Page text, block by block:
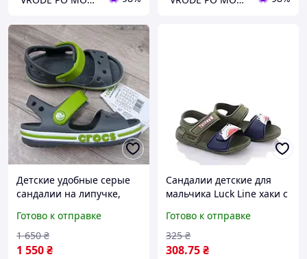
Детские удобные серые
сандалии на липучке,
Crocs Sandal Kids для
мальчиков и девочек
Готово к отправке
1 550₴
1 650 ₴
Сандалии детские для
мальчика Luck Line хаки с
легкие летние босоножки,
размеры 30-35
Готово к отправке
308.75₴
325 ₴